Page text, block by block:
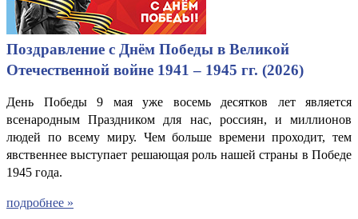
Поздравление с Днём Победы в Великой
Отечественной войне 1941 – 1945 гг. (2026)
День Победы 9 мая уже восемь десятков лет является
всенародным Праздником для нас, россиян, и миллионов
людей по всему миру. Чем больше времени проходит, тем
явственнее выступает решающая роль нашей страны в Победе
1945 года.
подробнее »